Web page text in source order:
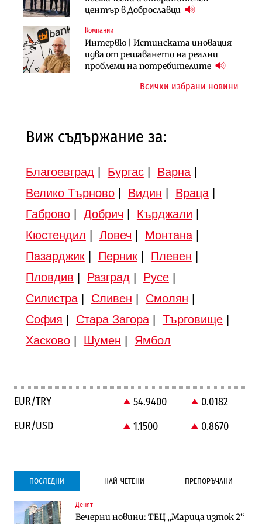
център в Доброславци
Компании
Интервю | Истинската иновация
идва от решаването на реални
проблеми на потребителите
космически и отбранителен
Инфраструктура
АПИ възложи промяната на
парцеларния план за
магистрала „Черно море“
Публични финанси
Регионалният министър поема „на
ръчно управление“ общинската
инвестиционна програма
Всички избрани новини
Виж съдържание за:
Благоевград Бургас| Варна|
Велико Търново| Видин Враца|
Габрово| Добрич Кърджали
Кюстендил
Ловеч Монтана|
Пазарджик| Перник| Плевен
Пловдив
Разград Русе|
Силистра| Сливен Смолян
София
Стара Загора| Търговище|
Хасково| Шумен Ямбол
EUR/TRY 54.9400
0.0182
EUR/USD
1.1500 0.8670
ПОСЛЕДНИ НАЙ-ЧЕТЕНИ ПРЕПОРЪЧАНИ
Денят
Вечерни новини: ТЕЦ „Марица изток 2“
Градоустройство
Столична община избра изпълнител за
Компании
Vivacom предлага над 150 устройства с